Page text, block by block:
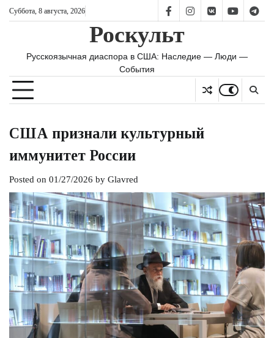
SkipСуббота, 8 августа, 2026
FB IS vk YT TG
Роскульт
Русскоязычная диаспора в США: Наследие — Люди —
События
США признали культурный
иммунитет России
Posted on 01/27/2026 by Glavred